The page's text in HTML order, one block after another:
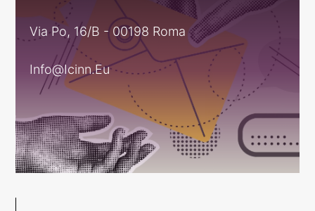
Via Po, 16/B - 00198 Roma
Info@icinn.eu